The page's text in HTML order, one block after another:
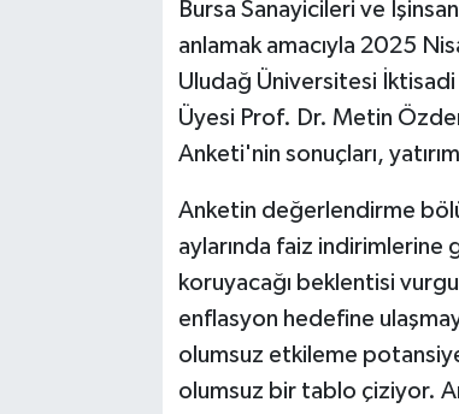
Bursa Sanayicileri ve
anlamak amacıyla 2025
Uludağ Üniversitesi
Üyesi Prof. Dr. Metin
Anketi'nin sonuçları,
Anketin değerlendirme
aylarında faiz indirimlerine
koruyacağı beklentisi
enflasyon hedefine
olumsuz etkileme
olumsuz bir tablo çiziyor.